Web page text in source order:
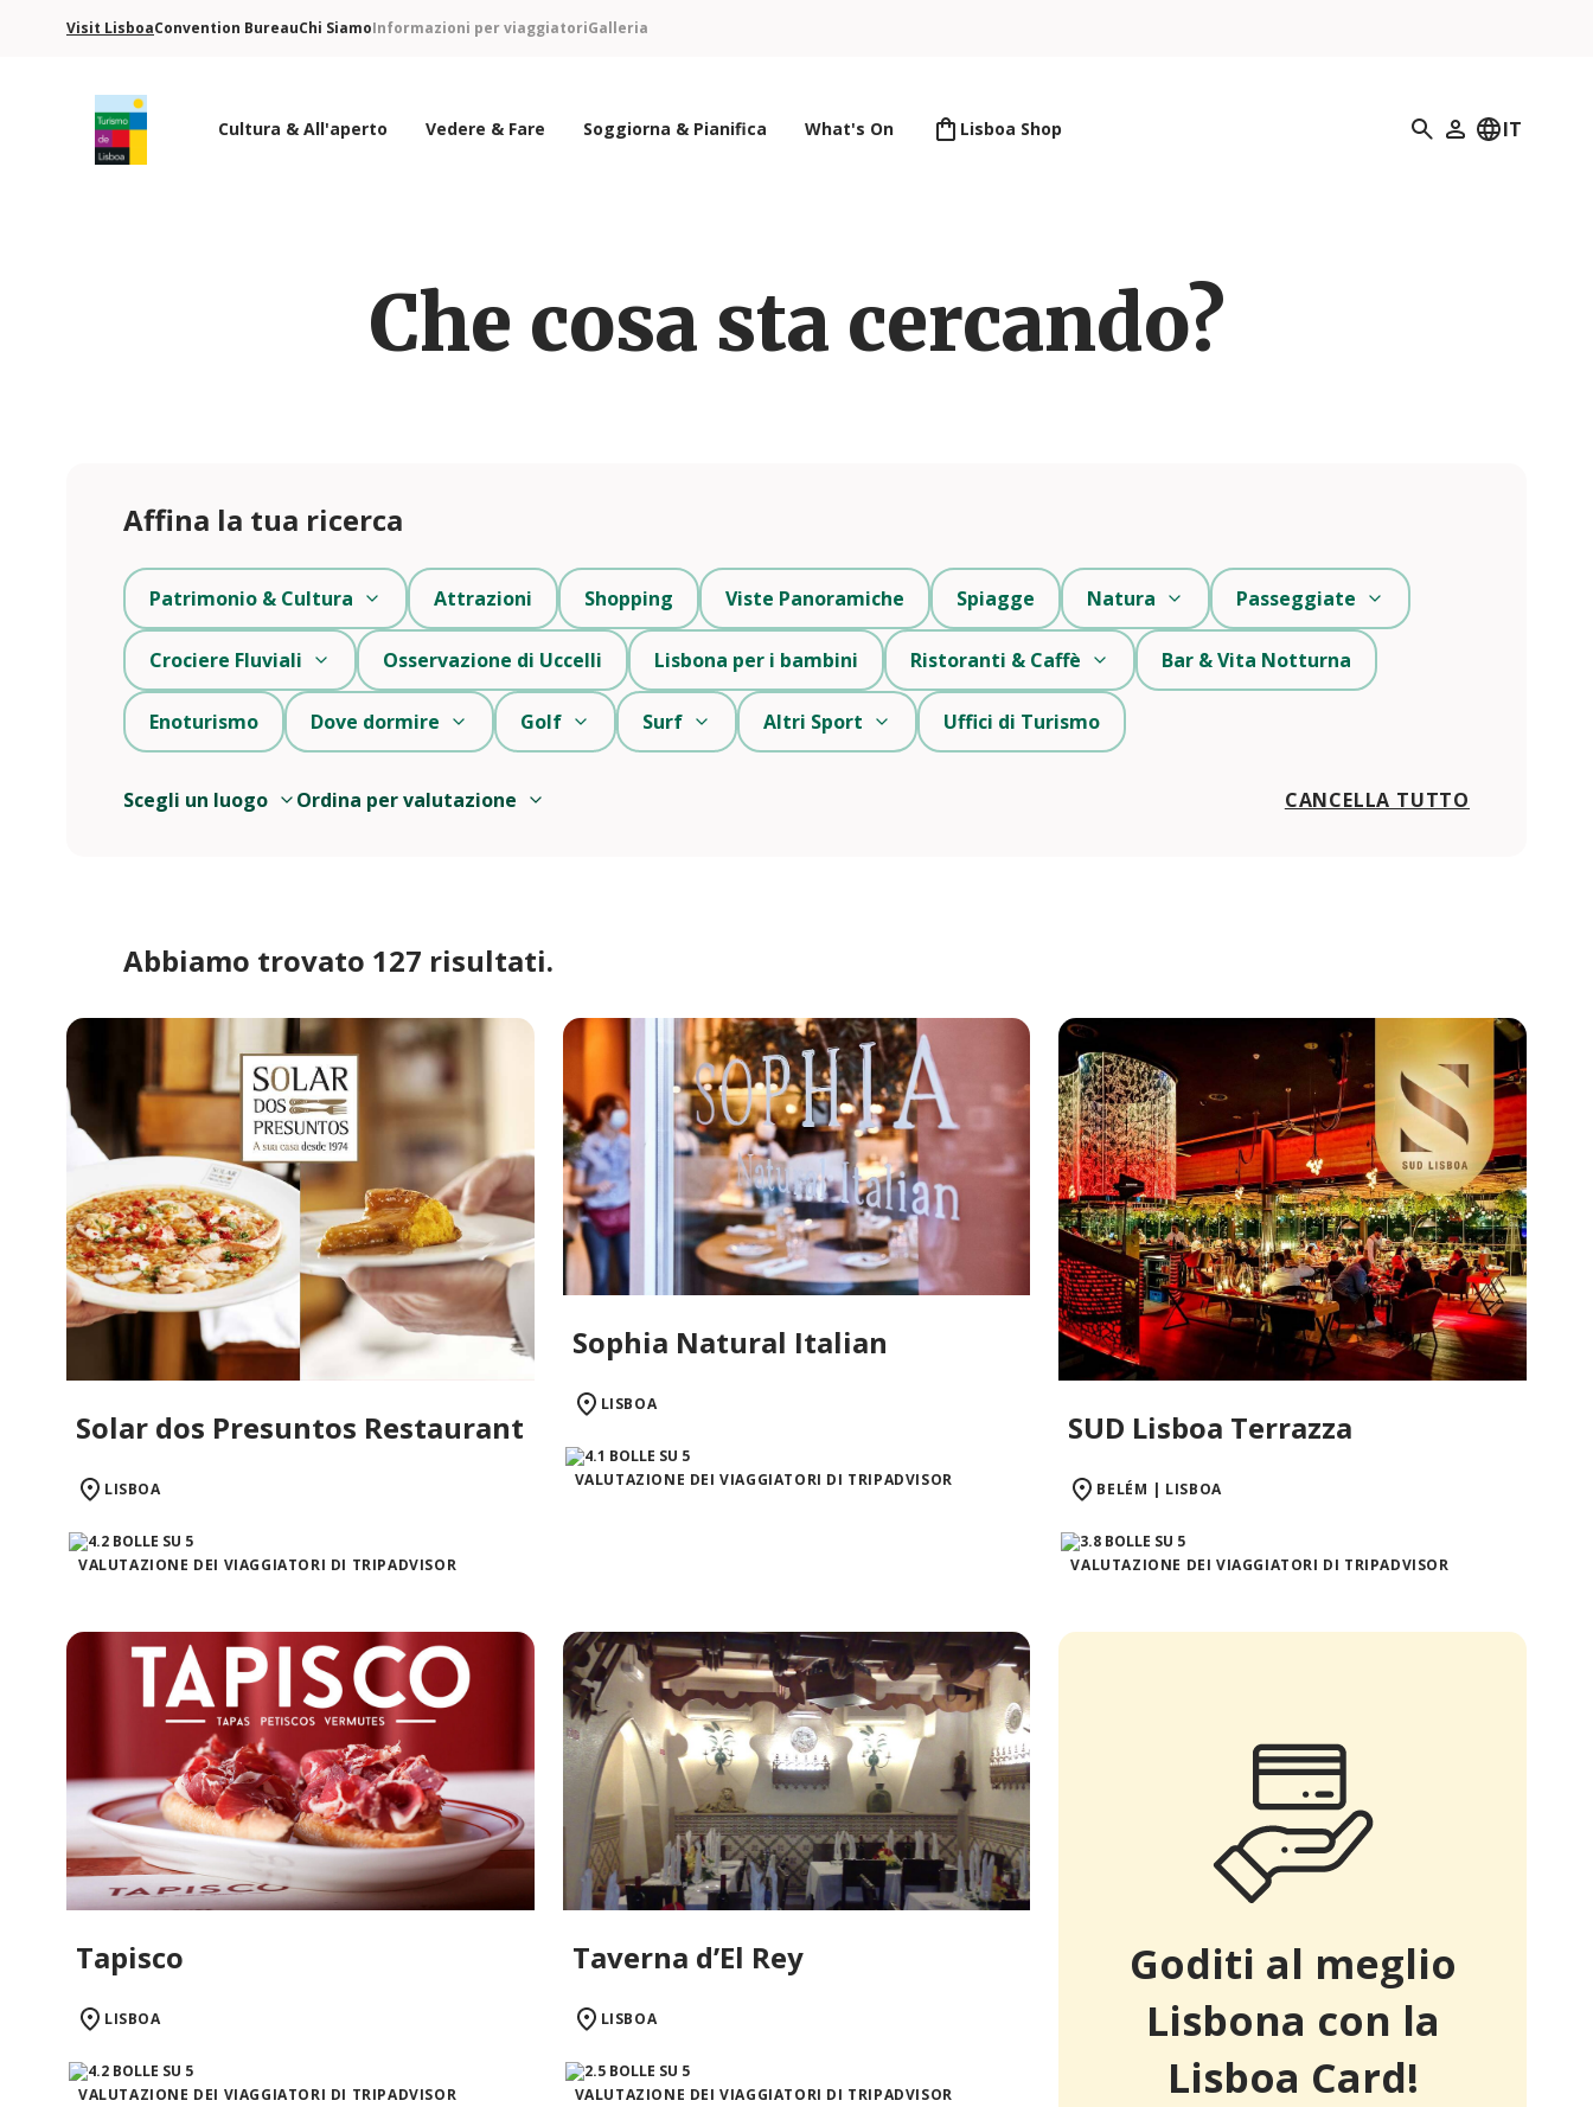
Visit LisboaConvention BureauChi SiamoInformazioni per viaggiatoriGalleria
Cultura & All'aperto Vedere & Fare Soggiorna & Pianifica What's On Lisboa Shop Ricerca
Il mio profilo
IT
Che cosa sta cercando?
Affina la tua ricerca
Scegli un luogo Ordina per valutazione CANCELLA TUTTO
Patrimonio & Cultura Attrazioni Shopping Viste Panoramiche Spiagge Natura Passeggiate
Crociere Fluviali Osservazione di Uccelli Lisbona per i bambini Ristoranti & Caffè Bar & Vita Notturna
Enoturismo Dove dormire Golf Surf Altri Sport Uffici di Turismo
Abbiamo trovato 127 risultati.
Solar dos Presuntos Restaurant
LISBOA
VALUTAZIONE DEI VIAGGIATORI DI TRIPADVISOR
Sophia Natural Italian
LISBOA
VALUTAZIONE DEI VIAGGIATORI DI TRIPADVISOR
SUD Lisboa Terrazza
BELÉM | LISBOA
VALUTAZIONE DEI VIAGGIATORI DI TRIPADVISOR
Tapisco
LISBOA
VALUTAZIONE DEI VIAGGIATORI DI TRIPADVISOR
Taverna d’El Rey
LISBOA
VALUTAZIONE DEI VIAGGIATORI DI TRIPADVISOR
Goditi al meglio
Lisbona con la
Lisboa Card!